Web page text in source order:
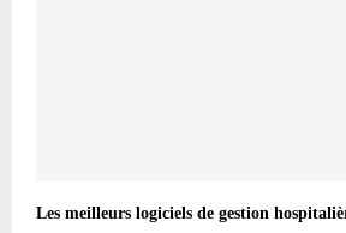
Les meilleurs logiciels de gestion